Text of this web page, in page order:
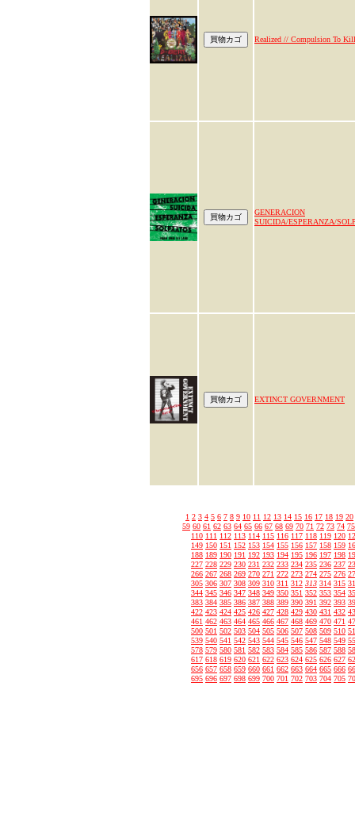
Realized // Compulsion To Kill
GENERACION
SUICIDA/ESPERANZA/
EXTINCT GOVERNMENT
1 2 3 4 5 6 7 8 9 10 11 12 13 14 15 16 17 18 19 20
59 60 61 62 63 64 65 66 67 68 69 70 71 72 73 74 75
110 111 112 113 114 115 116 117 118 119 120
149 150 151 152 153 154 155 156 157 158 159
188 189 190 191 192 193 194 195 196 197 198
227 228 229 230 231 232 233 234 235 236 237
266 267 268 269 270 271 272 273 274 275 276
305 306 307 308 309 310 311 312 313 314 315
344 345 346 347 348 349 350 351 352 353 354
383 384 385 386 387 388 389 390 391 392 393
422 423 424 425 426 427 428 429 430 431 432
461 462 463 464 465 466 467 468 469 470 471
500 501 502 503 504 505 506 507 508 509 510
539 540 541 542 543 544 545 546 547 548 549
578 579 580 581 582 583 584 585 586 587 588
617 618 619 620 621 622 623 624 625 626 627
656 657 658 659 660 661 662 663 664 665 666
695 696 697 698 699 700 701 702 703 704 705